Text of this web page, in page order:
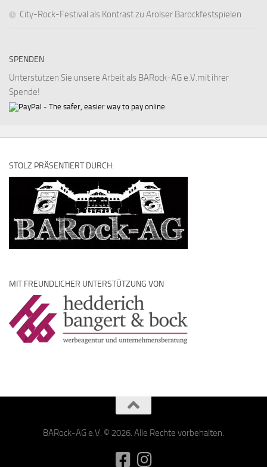
City-Rock-Festival als Kontrast zu Arolser Barockfestspielen
SPENDEN
Unterstützen Sie unsere Arbeit als BARock-AG e.V.mit ihrer
Spende!
STOLZ PRÄSENTIERT DURCH:
MIT FREUNDLICHER UNTERSTÜTZUNG VON
BARock-AG e.V. © 2026. Alle Rechte vorbehalten.